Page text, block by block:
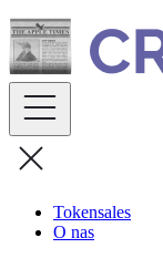
Skip
to
content
Tokensales
O nas